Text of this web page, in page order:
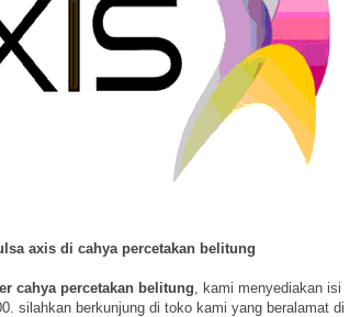
axis di cahya percetakan belitung
cahya percetakan belitung, kami menyediakan isi
silahkan berkunjung di toko kami yang beralamat di